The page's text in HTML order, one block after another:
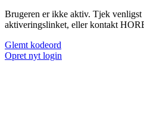
Brugeren er ikke aktiv. Tjek
aktiveringslinket, eller kontakt
Glemt kodeord
Opret nyt login